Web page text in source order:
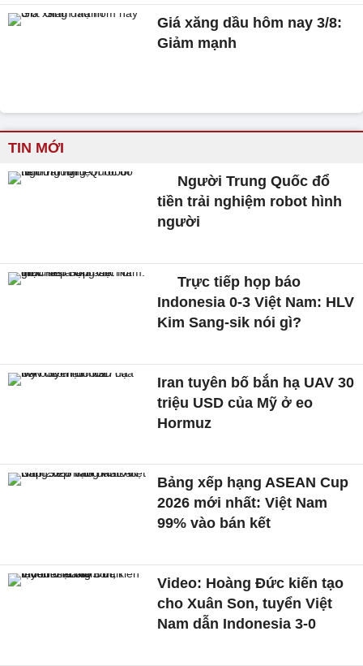
Giá xăng dầu hôm nay 3/8:
Giảm mạnh
TIN MỚI
Người Trung Quốc đổ
tiền trải nghiệm robot hình
người
Trực tiếp họp báo
Indonesia 0-3 Việt Nam: HLV
Kim Sang-sik nói gì?
Iran tuyên bố bắn hạ UAV 30
triệu USD của Mỹ ở eo
Hormuz
Bảng xếp hạng ASEAN Cup
2026 mới nhất: Việt Nam
99% vào bán kết
Video: Hoàng Đức kiến tạo
cho Xuân Son, tuyển Việt
Nam dẫn Indonesia 3-0